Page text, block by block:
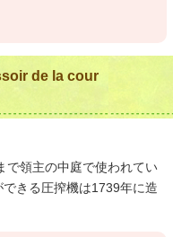
de la cour
で領主の中庭で使われてい
きる圧搾機は1739年に造